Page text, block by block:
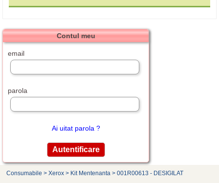
Contul meu
email
parola
Ai uitat parola ?
Consumabile > Xerox > Kit Mentenanta > 001R00613 - DESIGILAT